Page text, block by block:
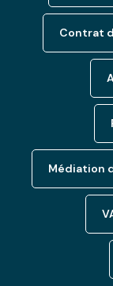
Contrat
Médiation